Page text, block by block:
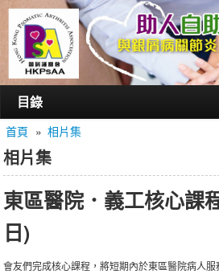
目錄
首頁
認識銀屑護關會
認識銀屑關節炎
會員通訊
首頁 » 相片集
相片集
東區醫院．義工核心課
日)
會友們完成核心課程，將短期內於東區醫院病人